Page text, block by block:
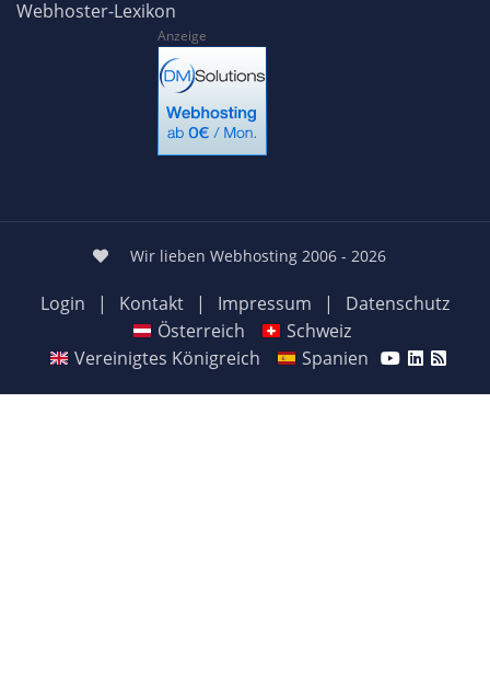
Webhoster-Lexikon
Anzeige
Wir lieben Webhosting 2006 - 2026
Login | Kontakt | Impressum |
Datenschutz
Österreich
Schweiz
Vereinigtes Königreich
Spanien